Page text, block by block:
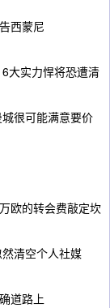
西蒙尼
大实力悍将恐遭清
很可能满意要价
欧的转会费敲定坎
清空个人社媒
道路上